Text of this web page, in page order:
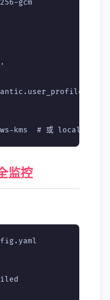
gcm
监控